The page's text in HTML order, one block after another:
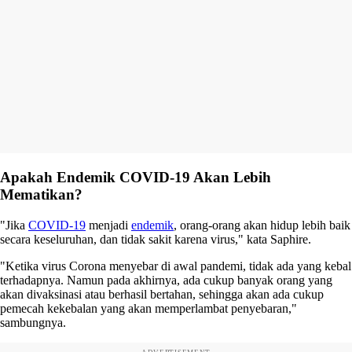
Apakah Endemik COVID-19 Akan Lebih
Mematikan?
"Jika COVID-19 menjadi endemik, orang-orang akan hidup lebih baik
secara keseluruhan, dan tidak sakit karena virus," kata Saphire.
"Ketika virus Corona menyebar di awal pandemi, tidak ada yang kebal
terhadapnya. Namun pada akhirnya, ada cukup banyak orang yang
akan divaksinasi atau berhasil bertahan, sehingga akan ada cukup
pemecah kekebalan yang akan memperlambat penyebaran,"
sambungnya.